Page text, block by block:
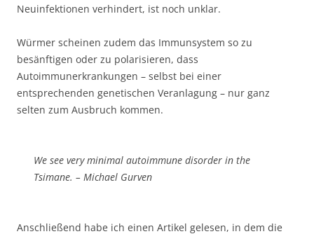
Neuinfektionen verhindert, ist noch unklar.
Würmer scheinen zudem das Immunsystem so zu
besänftigen oder zu polarisieren, dass
Autoimmunerkrankungen – selbst bei einer
entsprechenden genetischen Veranlagung – nur ganz
selten zum Ausbruch kommen.
We see very minimal autoimmune disorder in the
Tsimane. – Michael Gurven
Anschließend habe ich einen Artikel gelesen, in dem die